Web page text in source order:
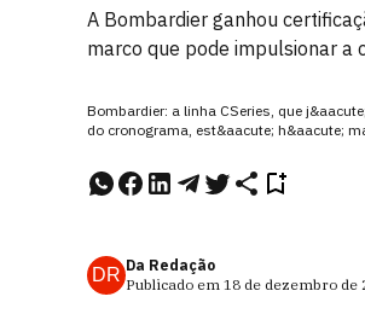
A Bombardier ganhou
marco que pode impulsionar a
Bombardier: a linha CSeries, que
do cronograma, est&aacute; h&aacute;
DR Da Redação
Publicado em 18 de dezembro de